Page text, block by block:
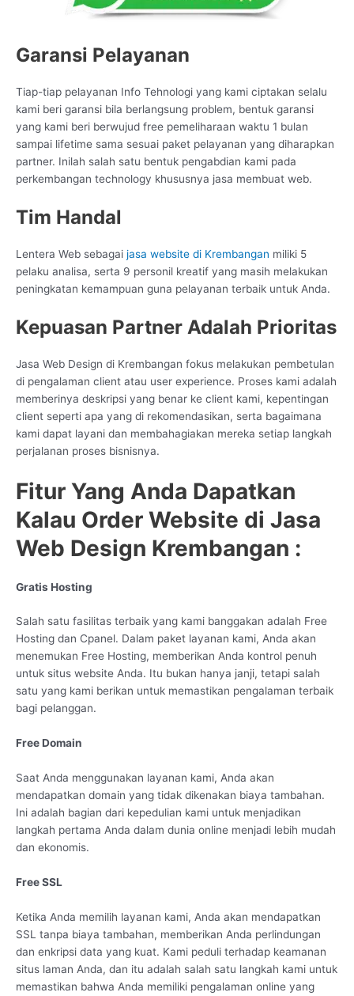
Garansi Pelayanan
Tiap-tiap pelayanan Info Tehnologi yang kami ciptakan selalu
kami beri garansi bila berlangsung problem, bentuk garansi
yang kami beri berwujud free pemeliharaan waktu 1 bulan
sampai lifetime sama sesuai paket pelayanan yang diharapkan
partner. Inilah salah satu bentuk pengabdian kami pada
perkembangan technology khususnya jasa membuat web.
Tim Handal
Lentera Web sebagai jasa website di Krembangan miliki 5
pelaku analisa, serta 9 personil kreatif yang masih melakukan
peningkatan kemampuan guna pelayanan terbaik untuk Anda.
Kepuasan Partner Adalah Prioritas
Jasa Web Design di Krembangan fokus melakukan pembetulan
di pengalaman client atau user experience. Proses kami adalah
memberinya deskripsi yang benar ke client kami, kepentingan
client seperti apa yang di rekomendasikan, serta bagaimana
kami dapat layani dan membahagiakan mereka setiap langkah
perjalanan proses bisnisnya.
Fitur Yang Anda Dapatkan
Kalau Order Website di Jasa
Web Design Krembangan :
Gratis Hosting
Salah satu fasilitas terbaik yang kami banggakan adalah Free
Hosting dan Cpanel. Dalam paket layanan kami, Anda akan
menemukan Free Hosting, memberikan Anda kontrol penuh
untuk situs website Anda. Itu bukan hanya janji, tetapi salah
satu yang kami berikan untuk memastikan pengalaman terbaik
bagi pelanggan.
Free Domain
Saat Anda menggunakan layanan kami, Anda akan
mendapatkan domain yang tidak dikenakan biaya tambahan.
Ini adalah bagian dari kepedulian kami untuk menjadikan
langkah pertama Anda dalam dunia online menjadi lebih mudah
dan ekonomis.
Free SSL
Ketika Anda memilih layanan kami, Anda akan mendapatkan
SSL tanpa biaya tambahan, memberikan Anda perlindungan
dan enkripsi data yang kuat. Kami peduli terhadap keamanan
situs laman Anda, dan itu adalah salah satu langkah kami untuk
memastikan bahwa Anda memiliki pengalaman online yang